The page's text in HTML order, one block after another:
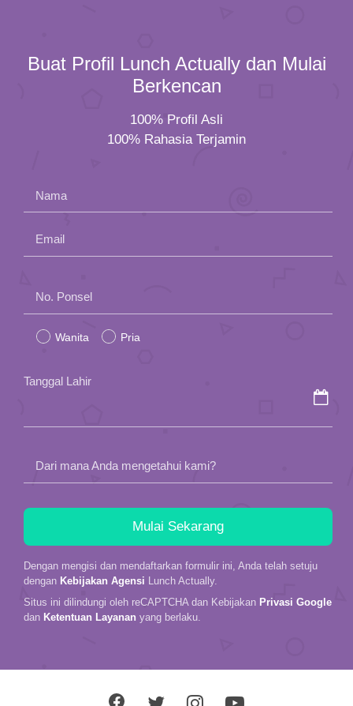
Buat Profil Lunch Actually dan Mulai
Berkencan
100% Profil Asli
100% Rahasia Terjamin
Nama
Email
leave
this
No. Ponsel
Wanita Pria
Tanggal Lahir
Dari mana Anda mengetahui kami?
Dengan mengisi dan mendaftarkan formulir ini, Anda telah setuju
dengan Kebijakan Agensi Lunch Actually.
Situs ini dilindungi oleh reCAPTCHA dan Kebijakan Privasi Google
dan Ketentuan Layanan yang berlaku.